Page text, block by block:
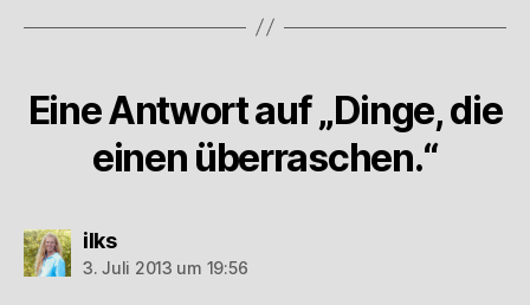
Eine Antwort auf „Dinge, die
einen überraschen.“
ilkssagt:
3. Juli 2013 um 19:56